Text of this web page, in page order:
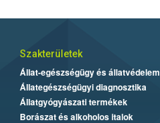
Szakterületek
Állat-egészségügy és állatvédelem
Állategészségügyi diagnosztika
Állatgyógyászati termékek
Borászat és alkoholos italok